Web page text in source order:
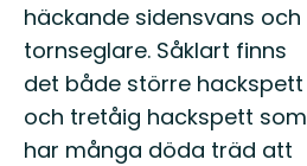
häckande sidensvans och
tornseglare. Såklart finns
det både större hackspett
och tretåig hackspett som
har många döda träd att